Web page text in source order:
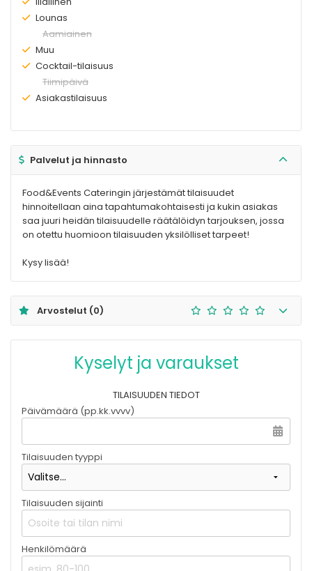
Olemassa:
Lounas
Ei
olemassa:
Aamiainen
Olemassa:
Muu
Olemassa:
Cocktail-tilaisuus
Ei
olemassa:
Tiimipäivä
Olemassa:
Asiakastilaisuus
Palvelut ja hinnasto
Food&Events Cateringin järjestämät tilaisuudet
hinnoitellaan aina tapahtumakohtaisesti ja kukin asiakas
saa juuri heidän tilaisuudelle räätälöidyn tarjouksen, jossa
on otettu huomioon tilaisuuden yksilölliset tarpeet!
Kysy lisää!
Arvostelut (0)
Kyselyt ja varaukset
TILAISUUDEN TIEDOT
Päivämäärä (pp.kk.vvvv)
Tilaisuuden tyyppi
Tilaisuuden sijainti
Henkilömäärä